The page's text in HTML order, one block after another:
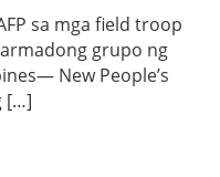
sa mga field troop
grupo ng
New People’s
[…]